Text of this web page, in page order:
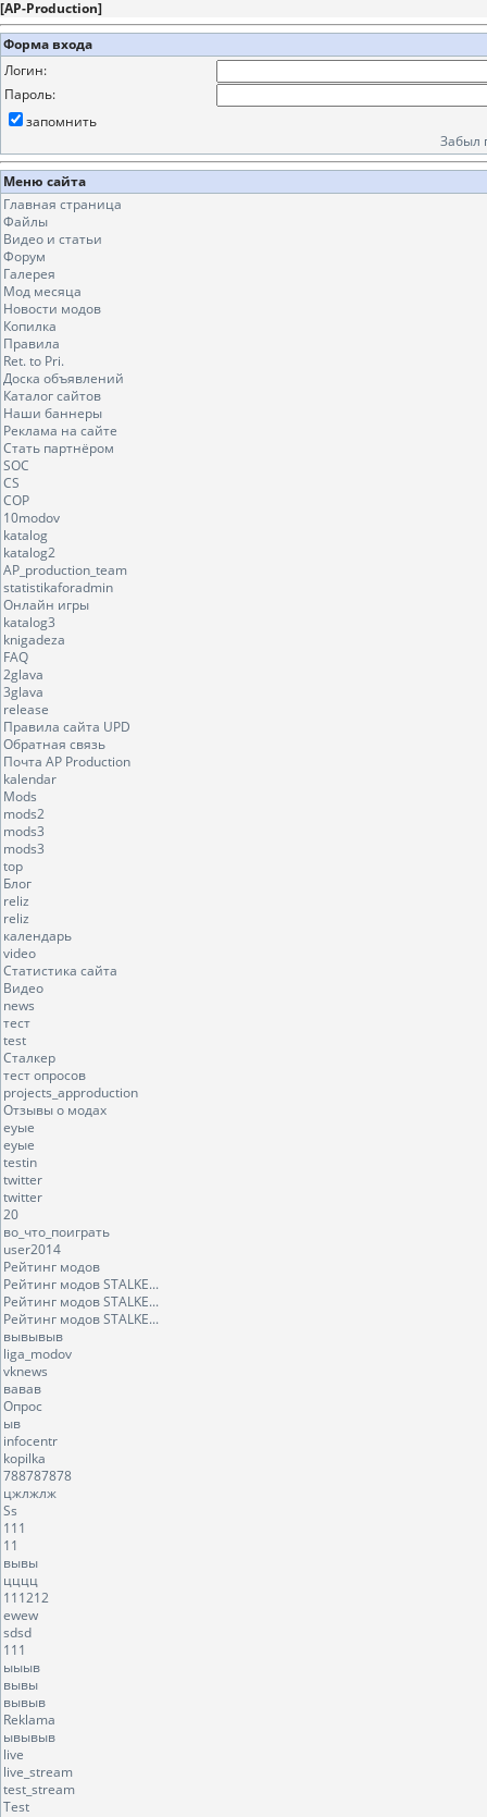
[AP-Production]
Форма входа
Логин:
Пароль:
запомнить
Забыл
Меню сайта
Главная страница
Файлы
Видео и статьи
Форум
Галерея
Мод месяца
Новости модов
Копилка
Правила
Ret. to Pri.
Доска объявлений
Каталог сайтов
Наши баннеры
Реклама на сайте
Стать партнёром
SOC
CS
COP
10modov
katalog
katalog2
AP_production_team
statistikaforadmin
Онлайн игры
katalog3
knigadeza
FAQ
2glava
3glava
release
Правила сайта UPD
Обратная связь
Почта AP Production
kalendar
Mods
mods2
mods3
mods3
top
Блог
reliz
reliz
календарь
video
Статистика сайта
Видео
news
тест
test
Сталкер
тест опросов
projects_approduction
Отзывы о модах
еуые
еуые
testin
twitter
twitter
20
во_что_поиграть
user2014
Рейтинг модов
Рейтинг модов STALKE...
Рейтинг модов STALKE...
Рейтинг модов STALKE...
вывывыв
liga_modov
vknews
вавав
Опрос
ыв
infocentr
kopilka
788787878
цжлжлж
Ss
111
11
вывы
цццц
111212
ewew
sdsd
111
ыыыв
вывы
вывыв
Reklama
ывывыв
live
live_stream
test_stream
Test